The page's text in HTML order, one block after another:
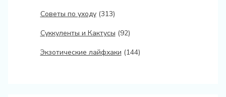
Советы по уходу(313)
Суккуленты и Кактусы (92)
Экзотические лайфхаки (144)